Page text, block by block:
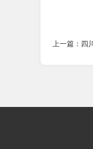
上一篇：四